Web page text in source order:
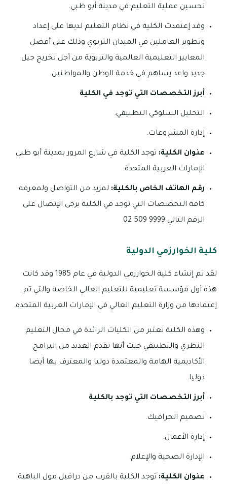
تحسين عملية التعليم في مدينة أبو ظبي.
وقد إعتمدت الكلية في نظام التعليم لديها على إعداد
وتطوير العاملين في الميدان التربوي وذلك على أفضل
المعايير التعليمية العالمية والتربوية من أجل تخريج جيل
جديد واعد يساهم في خدمة الوطن والمواطنين.
أبرز التخصصات التي توجد في الكلية
التحليل السلوكي التطبيقي.
إدارة المشروعات.
عنوان الكلية: توجد الكلية في شارع المرور بمدينة أبو ظبي
الإمارات العربية المتحدة.
رقم الهاتف الخاص بالكلية: لمزيد من التواصل ولمعرفه
كافة التخصصات التي توجد في الكلية يرجى الإتصال على
الرقم التالي 9999 509 02
كلية الخوارزمي الدولية
لقد تم إنشاء كلية الخوارزمي الدولية في عام 1985 وقد كانت
هذه أول مؤسسة تعليمية للتعليم العالي الخاصة والتي تم
إعتمادها من وزارة التعليم العالي في الإمارات العربية المتحدة.
وهذه الكلية تعتبر من الكليات الرائدة في مجال التعليم
النظري والتطبيقي حيث أنها تقدم العديد من البرامج
الأكاديمية الهامة والمعتمدة دوليا والمعترف بها أيضا
دوليا.
أبرز التخصصات التي توجد بالكلية
تصميم الجرافيك.
إدارة الأعمال.
الإدارة الصحية والإعلام.
عنوان الكلية: توجد الكلية بالقرب من درافيل مول الباهية